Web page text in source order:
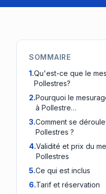
SOMMAIRE
1.Qu'est-ce que le
Pollestres?
2.Pourquoi le
à Pollestre…
3.Comment se
Pollestres ?
4.Validité et prix du
Pollestres
5.Ce qui est inclus
6.Tarif et réservation